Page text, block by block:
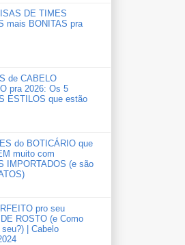
DE TIMES
mais BONITAS pra
de CABELO
pra 2026: Os 5
ESTILOS que estão
do BOTICÁRIO que
muito com
IMPORTADOS (e são
pro seu
ROSTO (e Como
| Cabelo